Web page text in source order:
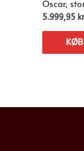
Oscar,
5.999,95